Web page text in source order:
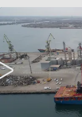
Zainwestowaliśmy w nowy
MOL1S w Konstancy. Dzięki
żuraw umożliwia
możliwości w zakresie